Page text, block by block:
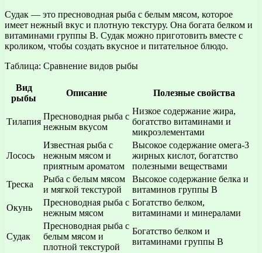
Судак — это пресноводная рыба с белым мясом, которое
имеет нежный вкус и плотную текстуру. Она богата белком и
витаминами группы В. Судак можно приготовить вместе с
кроликом, чтобы создать вкусное и питательное блюдо.
Таблица: Сравнение видов рыбы
Вид
рыбы
Описание Полезные свойства
Тилапия
Пресноводная рыба с
нежным вкусом
Низкое содержание жира,
богатство витаминами и
микроэлементами
Лосось
Известная рыба с
нежным мясом и
приятным ароматом
Высокое содержание омега-3
жирных кислот, богатство
полезными веществами
Треска
Рыба с белым мясом
и мягкой текстурой
Высокое содержание белка и
витаминов группы В
Окунь
Пресноводная рыба с
нежным мясом
Богатство белком,
витаминами и минералами
Судак
Пресноводная рыба с
белым мясом и
плотной текстурой
Богатство белком и
витаминами группы В